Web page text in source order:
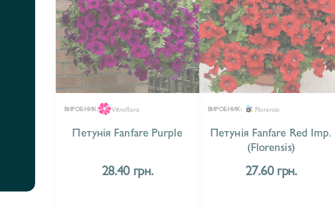
ВИРОБНИК: Vitroflora
Петунія Fanfare Purple
28.40 грн.
ВИРОБНИК: Florensis
Петунія Fanfare Red Imp.
(Florensis)
27.60 грн.